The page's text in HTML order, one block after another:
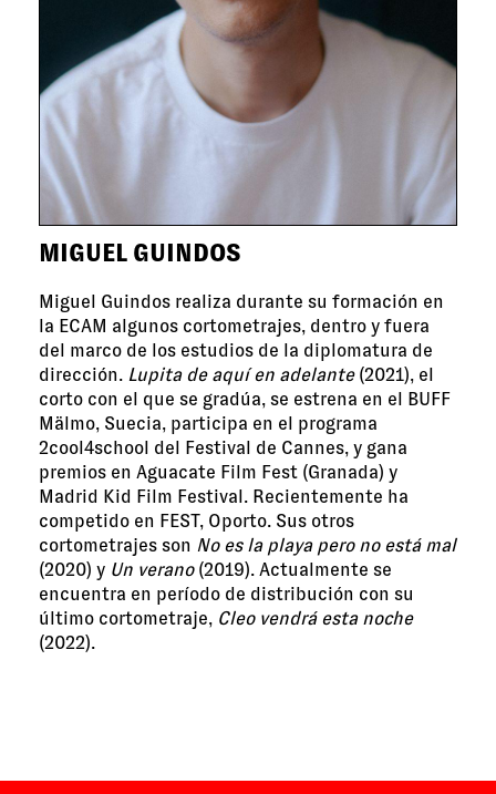
MIGUEL GUINDOS
Miguel Guindos realiza durante su formación en
la ECAM algunos cortometrajes, dentro y fuera
del marco de los estudios de la diplomatura de
dirección. Lupita de aquí en adelante (2021), el
corto con el que se gradúa, se estrena en el BUFF
Mälmo, Suecia, participa en el programa
2cool4school del Festival de Cannes, y gana
premios en Aguacate Film Fest (Granada) y
Madrid Kid Film Festival. Recientemente ha
competido en FEST, Oporto. Sus otros
cortometrajes son No es la playa pero no está mal
(2020) y Un verano(2019). Actualmente se
encuentra en período de distribución con su
último cortometraje, Cleo vendrá esta noche
(2022).